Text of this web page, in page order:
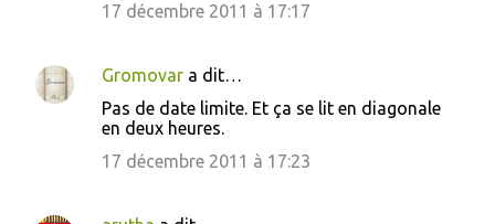
17 décembre 2011 à 17:17
Gromovar a dit…
Pas de date limite. Et ça se lit en diagonale
en deux heures.
17 décembre 2011 à 17:23